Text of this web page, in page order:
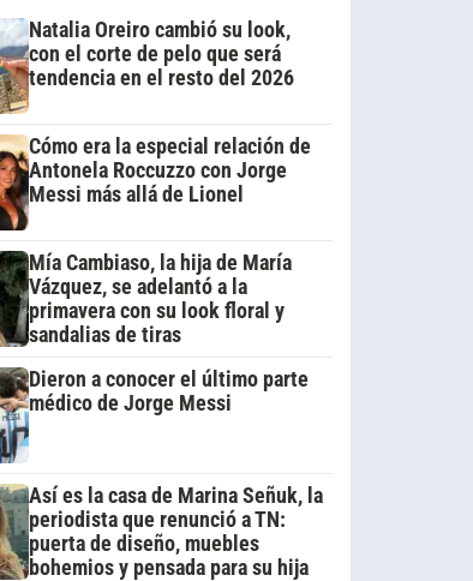
Natalia Oreiro cambió su look,
con el corte de pelo que será
tendencia en el resto del 2026
Cómo era la especial relación de
Antonela Roccuzzo con Jorge
Messi más allá de Lionel
Mía Cambiaso, la hija de María
Vázquez, se adelantó a la
primavera con su look floral y
sandalias de tiras
Dieron a conocer el último parte
médico de Jorge Messi
Así es la casa de Marina Señuk, la
periodista que renunció a TN:
puerta de diseño, muebles
bohemios y pensada para su hija